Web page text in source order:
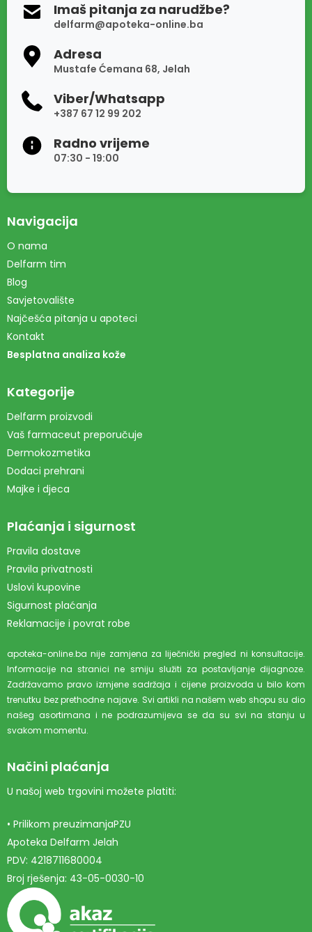
Imaš pitanja za narudžbe?
delfarm@apoteka-online.ba
Adresa
Mustafe Ćemana 68, Jelah
Viber/Whatsapp
+387 67 12 99 202
Radno vrijeme
07:30 - 19:00
Navigacija
O nama
Delfarm tim
Blog
Savjetovalište
Najčešća pitanja u apoteci
Kontakt
Besplatna analiza kože
Kategorije
Delfarm proizvodi
Vaš farmaceut preporučuje
Dermokozmetika
Dodaci prehrani
Majke i djeca
Plaćanja i sigurnost
Pravila dostave
Pravila privatnosti
Uslovi kupovine
Sigurnost plaćanja
Reklamacije i povrat robe
apoteka-online.ba nije zamjena za liječnički pregled ni konsultacije.
Informacije na stranici ne smiju služiti za postavljanje dijagnoze.
Zadržavamo pravo izmjene sadržaja i cijene proizvoda u bilo kom
trenutku bez prethodne najave. Svi artikli na našem web shopu su dio
našeg asortimana i ne podrazumijeva se da su svi na stanju u
svakom momentu.
Načini plaćanja
U našoj web trgovini možete platiti:
• Prilikom preuzimanjaPZU
Apoteka Delfarm Jelah
PDV: 4218711680004
Broj rješenja: 43-05-0030-10